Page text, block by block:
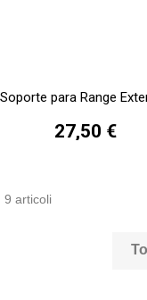
Soporte para Range
27,50 €
9 articoli